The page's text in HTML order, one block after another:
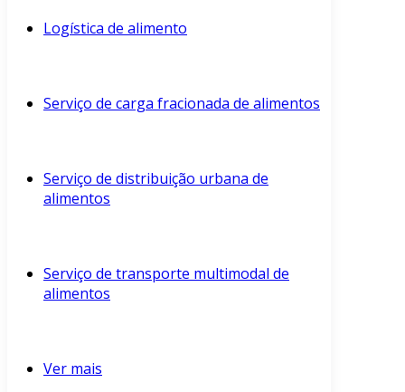
Logística de alimento
Serviço de carga fracionada de alimentos
Serviço de distribuição urbana de
alimentos
Serviço de transporte multimodal de
alimentos
Ver mais